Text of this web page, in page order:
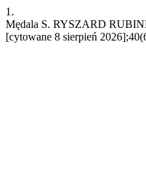
1.
Mędala S. RYSZARD
[cytowane 8 sierpień